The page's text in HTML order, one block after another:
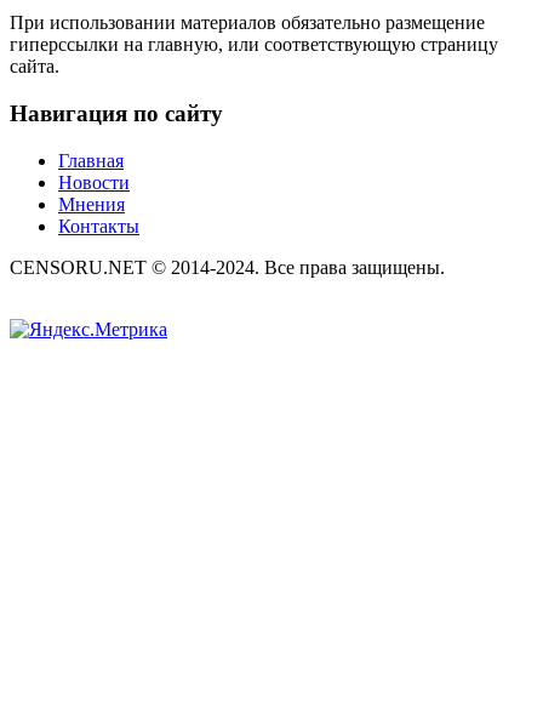
При использовании материалов обязательно размещение
гиперссылки на главную, или соответствующую страницу
сайта.
Навигация по сайту
Главная
Новости
Мнения
Контакты
CENSORU.NET © 2014-2024. Все права защищены.